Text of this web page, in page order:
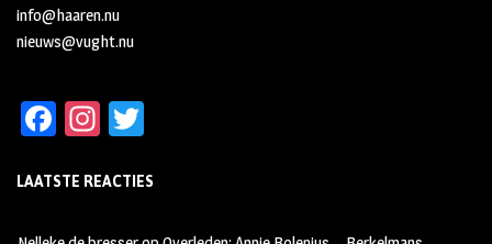
info@haaren.nu
nieuws@vught.nu
Fa
b
oo
In
ag tt
LAATSTE REACTIES